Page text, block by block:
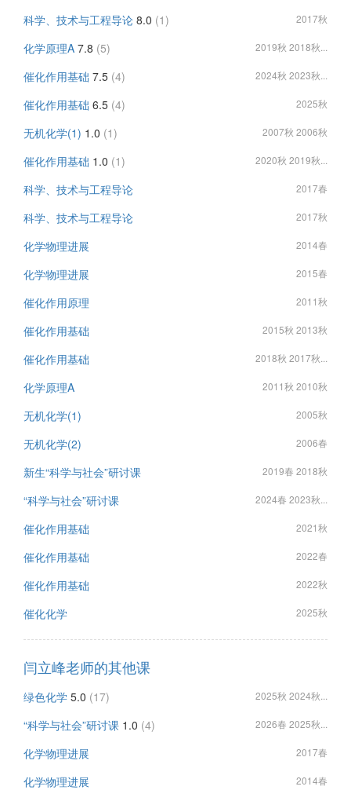
科学、技术与工程导论 8.0 (1) 2017秋
化学原理A 7.8 (5) 2019秋 2018秋...
催化作用基础 7.5 (4) 2024秋 2023秋...
催化作用基础 6.5 (4) 2025秋
无机化学(1) 1.0 (1) 2007秋 2006秋
催化作用基础 1.0 (1) 2020秋 2019秋...
科学、技术与工程导论 2017春
科学、技术与工程导论 2017秋
化学物理进展 2014春
化学物理进展 2015春
催化作用原理 2011秋
催化作用基础 2015秋 2013秋
催化作用基础 2018秋 2017秋...
化学原理A 2011秋 2010秋
无机化学(1) 2005秋
无机化学(2) 2006春
新生“科学与社会”研讨课 2019春 2018秋
“科学与社会”研讨课 2024春 2023秋...
催化作用基础 2021秋
催化作用基础 2022春
催化作用基础 2022秋
催化化学 2025秋
闫立峰老师的其他课
绿色化学 5.0 (17) 2025秋 2024秋...
“科学与社会”研讨课 1.0 (4) 2026春 2025秋...
化学物理进展 2017春
化学物理进展 2014春